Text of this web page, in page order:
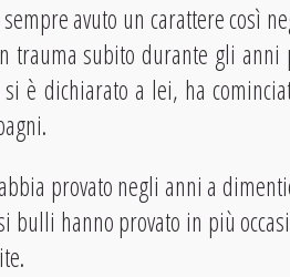
avuto un carattere così
trauma subito durante gli anni
è dichiarato a lei, ha
provato negli anni a
bulli hanno provato in più